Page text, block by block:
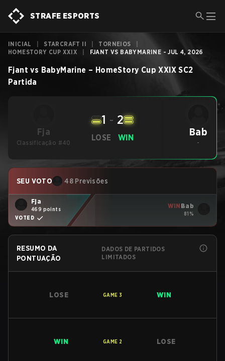
STRAFE ESPORTS
INICIAL STARCRAFT II TORNEIOS
HOMESTORY CUP XXIX
FJANT VS BABYMARINE - JUL 4, 2026
Fjant vs BabyMarine – HomeStory Cup XXIX SC2
Partida
Fja
Classificação #40
LOSE
1 - 2
WIN Bab
-
SEU VOTO 48 Previsões
Fja
469 points
VOTED
WIN Bab
81%
RESUMO DA
PONTUAÇÃO
DADOS DE PARTIDOS
LIMITADOS
LOSE GAME 3 WIN
WIN GAME 2 LOSE